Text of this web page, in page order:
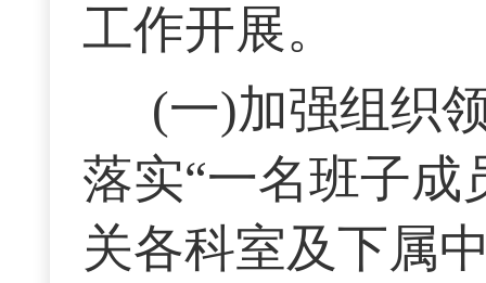
工作开展。
(一)加强组织
落实“一名班子
关各科室及下属